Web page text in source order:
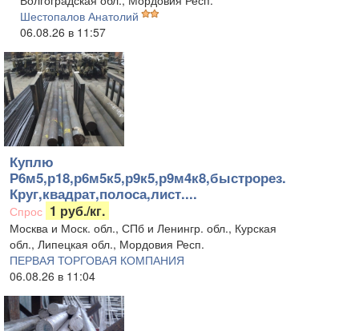
Шестопалов Анатолий
06.08.26 в 11:57
Куплю
Р6м5,р18,р6м5к5,р9к5,р9м4к8,быстрорез.
Круг,квадрат,полоса,лист....
Спрос 1 руб./кг.
Москва и Моск. обл., СПб и Ленингр. обл., Курская
обл., Липецкая обл., Мордовия Респ.
ПЕРВАЯ ТОРГОВАЯ КОМПАНИЯ
06.08.26 в 11:04